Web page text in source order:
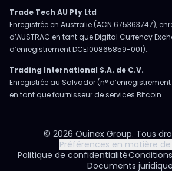
Trade Tech AU Pty Ltd
Enregistrée en Australie (ACN 675363747),
d’AUSTRAC en tant que Digital Currency
d’enregistrement DCE100865859-001).
Trading International S.A. de C.V.
Enregistrée au Salvador (n° d’enregistrement
en tant que fournisseur de services Bitcoin.
© 2026 Ouinex Group. Tous
Préférences en matière
Politique de confidentialité
Documents